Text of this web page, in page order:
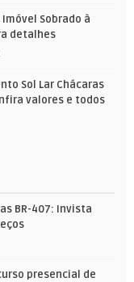
Sobrado à
detalhes
Sol Lar Chácaras
valores e todos
BR-407: Invista
presencial de